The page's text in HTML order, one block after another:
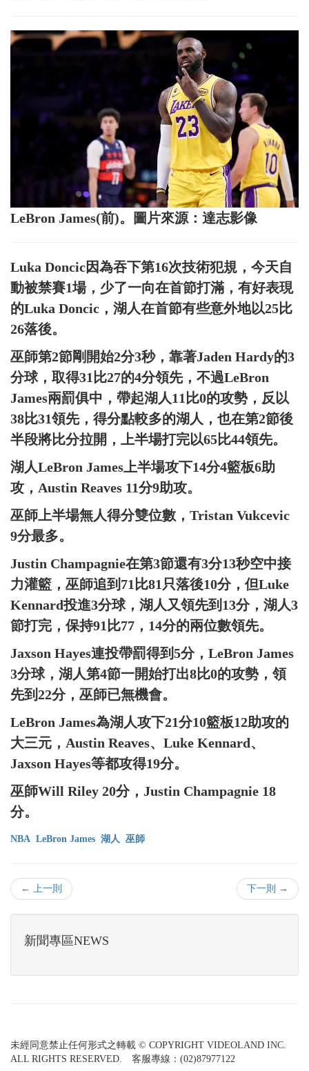
LeBron James(前)。圖片來源：達志影像
Luka Doncic因為吞下第16次技術犯規，今天自
動被禁賽1場，少了一向在首節打滿，有好表現
的Luka Doncic，湖人在首節有些意外地以25比
26落後。
巫師第2節剛開始2分3秒，靠著Jaden Hardy的3
分球，取得31比27的4分領先，不過LeBron
James兩罰俱中，帶起湖人11比0的攻勢，反以
38比31領先，得分點較多的湖人，也在第2節後
半段將比分拉開，上半場打完以65比44領先。
湖人LeBron James上半場攻下14分4籃板6助
攻，Austin Reaves 11分9助攻。
巫師上半場無人得分雙位數，Tristan Vukcevic
9分最多。
Justin Champagnie在第3節還有3分13秒空中接
力灌籃，巫師追到71比81只落後10分，但Luke
Kennard投進3分球，湖人又領先到13分，湖人3
節打完，保持91比77，14分的兩位數領先。
Jaxson Hayes連投帶罰得到5分，LeBron James
3分球，湖人第4節一開始打出8比0的攻勢，領
先到22分，巫師已無機會。
LeBron James為湖人攻下21分10籃板12助攻的
大三元，Austin Reaves、Luke Kennard、
Jaxson Hayes等都攻得19分。
巫師Will Riley 20分，Justin Champagnie 18
分。
NBA LeBron James 湖人 巫師
← 上一則 下一則 →
新聞專區NEWS
未經同意禁止任何形式之轉載 © COPYRIGHT VIDEOLAND INC.
ALL RIGHTS RESERVED. 客服專線：(02)87977122